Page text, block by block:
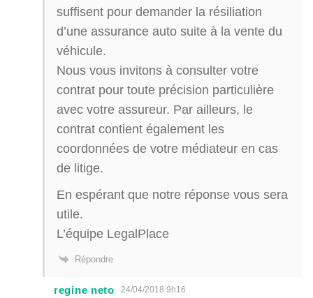
suffisent pour demander la résiliation
d’une assurance auto suite à la vente du
véhicule.
Nous vous invitons à consulter votre
contrat pour toute précision particulière
avec votre assureur. Par ailleurs, le
contrat contient également les
coordonnées de votre médiateur en cas
de litige.
En espérant que notre réponse vous sera
utile.
L’équipe LegalPlace
Répondre
regine neto 24/04/2018 9h16